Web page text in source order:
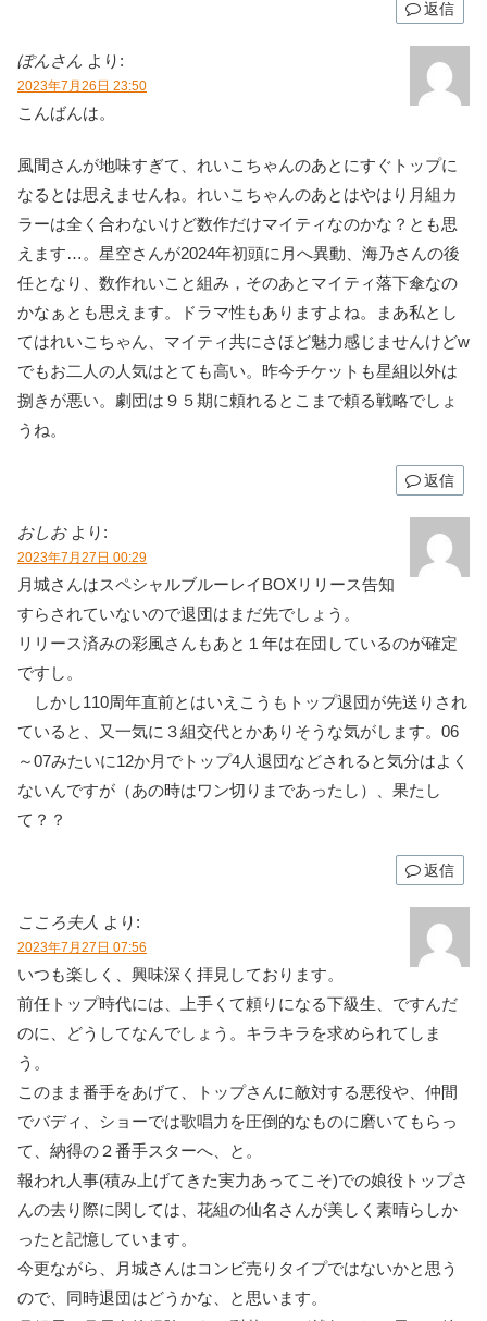
返信
ぽんさん より:
2023年7月26日 23:50
こんばんは。
風間さんが地味すぎて、れいこちゃんのあとにすぐトップに
なるとは思えませんね。れいこちゃんのあとはやはり月組カ
ラーは全く合わないけど数作だけマイティなのかな？とも思
えます…。星空さんが2024年初頭に月へ異動、海乃さんの後
任となり、数作れいこと組み，そのあとマイティ落下傘なの
かなぁとも思えます。ドラマ性もありますよね。まあ私とし
てはれいこちゃん、マイティ共にさほど魅力感じませんけどw
でもお二人の人気はとても高い。昨今チケットも星組以外は
捌きが悪い。劇団は９５期に頼れるとこまで頼る戦略でしょ
うね。
返信
おしお より:
2023年7月27日 00:29
月城さんはスペシャルブルーレイBOXリリース告知
すらされていないので退団はまだ先でしょう。
リリース済みの彩風さんもあと１年は在団しているのが確定
ですし。
しかし110周年直前とはいえこうもトップ退団が先送りされ
ていると、又一気に３組交代とかありそうな気がします。06
～07みたいに12か月でトップ4人退団などされると気分はよく
ないんですが（あの時はワン切りまであったし）、果たし
て？？
返信
こころ夫人 より:
2023年7月27日 07:56
いつも楽しく、興味深く拝見しております。
前任トップ時代には、上手くて頼りになる下級生、ですんだ
のに、どうしてなんでしょう。キラキラを求められてしま
う。
このまま番手をあげて、トップさんに敵対する悪役や、仲間
でバディ、ショーでは歌唱力を圧倒的なものに磨いてもらっ
て、納得の２番手スターへ、と。
報われ人事(積み上げてきた実力あってこそ)での娘役トップさ
んの去り際に関しては、花組の仙名さんが美しく素晴らしか
ったと記憶しています。
今更ながら、月城さんはコンビ売りタイプではないかと思う
ので、同時退団はどうかな、と思います。